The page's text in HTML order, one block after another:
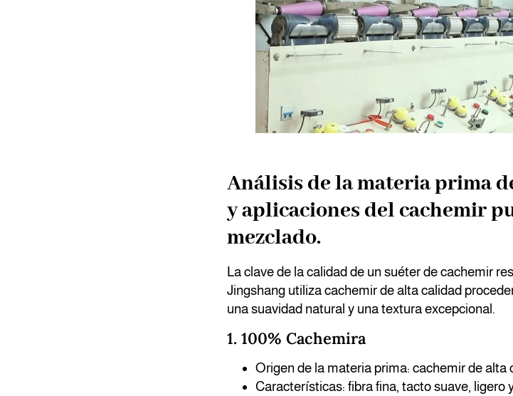
Análisis de la materia prima
y aplicaciones del cachemir
mezclado.
La clave de la calidad de un suéter de cachemir
Jingshang utiliza cachemir de alta calidad
una suavidad natural y una textura excepcional.
1. 100% Cachemira
Origen de la materia prima: cachemir de alta
Características: fibra fina, tacto suave, ligero